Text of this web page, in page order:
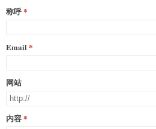
称呼
Email
网站
内容